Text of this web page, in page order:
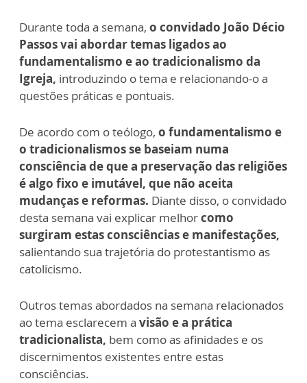
Durante toda a semana, o convidado João Décio
Passos vai abordar temas ligados ao
fundamentalismo e ao tradicionalismo da
Igreja, introduzindo o tema e relacionando-o a
questões práticas e pontuais.
De acordo com o teólogo, o fundamentalismo e
o tradicionalismos se baseiam numa
consciência de que a preservação das religiões
é algo fixo e imutável, que não aceita
mudanças e reformas. Diante disso, o convidado
desta semana vai explicar melhorcomo
surgiram estas consciências e manifestações,
salientando sua trajetória do protestantismo as
catolicismo.
Outros temas abordados na semana relacionados
ao tema esclarecem a visão e a prática
tradicionalista, bem como as afinidades e os
discernimentos existentes entre estas
consciências.